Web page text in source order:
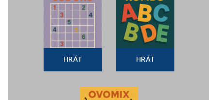
HRÁT HRÁT